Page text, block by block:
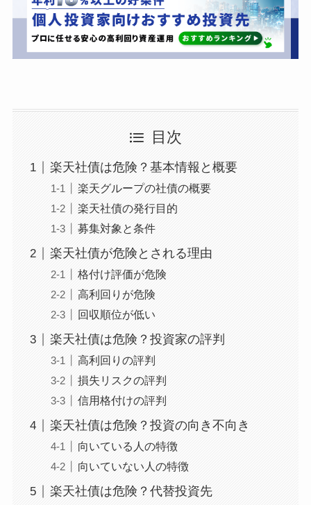
目次
楽天社債は危険？基本情報と概要
楽天グループの社債の概要
楽天社債の発行目的
募集対象と条件
楽天社債が危険とされる理由
格付け評価が危険
高利回りが危険
回収順位が低い
楽天社債は危険？投資家の評判
高利回りの評判
損失リスクの評判
信用格付けの評判
楽天社債は危険？投資の向き不向き
向いている人の特徴
向いていない人の特徴
楽天社債は危険？代替投資先